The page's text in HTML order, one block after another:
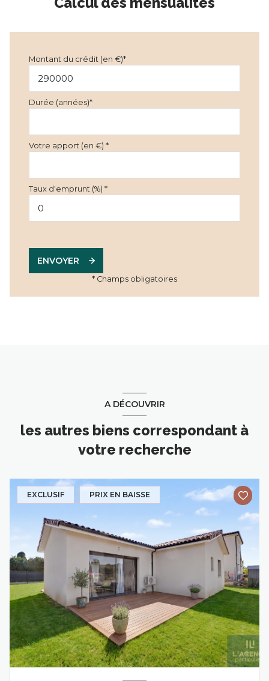
Montant du crédit (en €)*
Durée (années)*
Votre apport (en €) *
Taux d'emprunt (%) *
ENVOYER
* Champs obligatoires
A DÉCOUVRIR
les autres biens correspondant à
votre recherche
EXCLUSIF PRIX EN BAISSE